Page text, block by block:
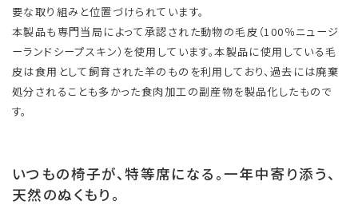
要な取り組みと位置づけられています。
本製品も専門当局によって承認された動物の毛皮（100％ニュージ
ーランドシープスキン）を使用しています。本製品に使用している毛
皮は食用として飼育された羊のものを利用しており、過去には廃棄
処分されることも多かった食肉加工の副産物を製品化したもので
す。
いつもの椅子が、特等席になる。一年中寄り添う、
天然のぬくもり。